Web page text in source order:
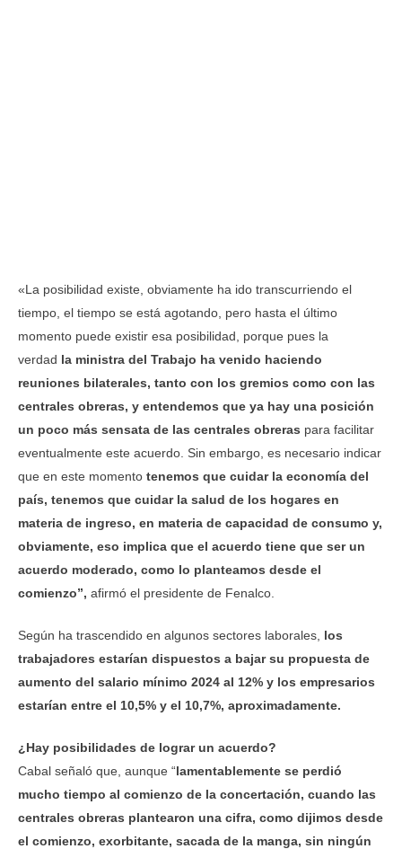
«La posibilidad existe, obviamente ha ido transcurriendo el
tiempo, el tiempo se está agotando, pero hasta el último
momento puede existir esa posibilidad, porque pues la
verdad la ministra del Trabajo ha venido haciendo
reuniones bilaterales, tanto con los gremios como con las
centrales obreras, y entendemos que ya hay una posición
un poco más sensata de las centrales obreras para facilitar
eventualmente este acuerdo. Sin embargo, es necesario indicar
que en este momento tenemos que cuidar la economía del
país, tenemos que cuidar la salud de los hogares en
materia de ingreso, en materia de capacidad de consumo y,
obviamente, eso implica que el acuerdo tiene que ser un
acuerdo moderado, como lo planteamos desde el
comienzo”, afirmó el presidente de Fenalco.
Según ha trascendido en algunos sectores laborales, los
trabajadores estarían dispuestos a bajar su propuesta de
aumento del salario mínimo 2024 al 12% y los empresarios
estarían entre el 10,5% y el 10,7%, aproximadamente.
¿Hay posibilidades de lograr un acuerdo?
Cabal señaló que, aunque “lamentablemente se perdió
mucho tiempo al comienzo de la concertación, cuando las
centrales obreras plantearon una cifra, como dijimos desde
el comienzo, exorbitante, sacada de la manga, sin ningún